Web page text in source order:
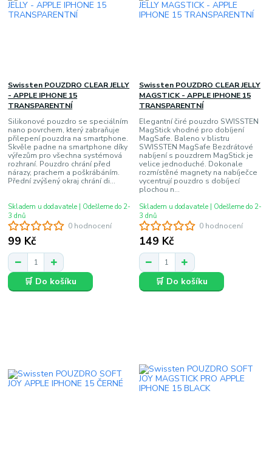
0 hodnocení
Swissten POUZDRO CLEAR JELLY
- APPLE IPHONE 15
TRANSPARENTNÍ
Silikonové pouzdro se speciálním
nano povrchem, který zabraňuje
přilepení pouzdra na smartphone.
Skvěle padne na smartphone díky
výřezům pro všechna systémová
rozhraní. Pouzdro chrání před
nárazy, prachem a poškrábáním.
Přední zvýšený okraj chrání di...
99 Kč
Skladem u dodavatele | Odešleme do 2-
3 dnů
🛒 Do košíku
0 hodnocení
Swissten POUZDRO CLEAR JELLY
MAGSTICK - APPLE IPHONE 15
TRANSPARENTNÍ
Elegantní čiré pouzdro SWISSTEN
MagStick vhodné pro dobíjení
MagSafe. Baleno v blistru
SWISSTEN MagSafe Bezdrátové
nabíjení s pouzdrem MagStick je
velice jednoduché. Dokonale
rozmístěné magnety na nabíječce
vycentrují pouzdro s dobíjecí
plochou n...
149 Kč
Skladem u dodavatele | Odešleme do 2-
3 dnů
🛒 Do košíku